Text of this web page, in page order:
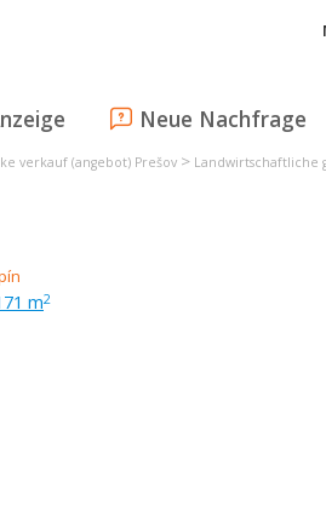
Neue Nachfrage
verkauf (angebot) Prešov > Landwirtschaftliche
m2